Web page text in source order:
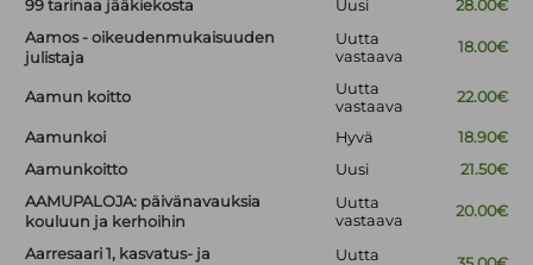
99 tarinaa jääkiekosta
Uusi
28.00€
Aamos - oikeudenmukaisuuden
julistaja
Uutta
vastaava
18.00€
Aamun koitto
Uutta
vastaava
22.00€
Aamunkoi Hyvä
18.90€
Aamunkoitto
Uusi
21.50€
AAMUPALOJA: päivänavauksia
kouluun ja kerhoihin
Uutta
vastaava
20.00€
Aarresaari 1, kasvatus- ja
Uutta